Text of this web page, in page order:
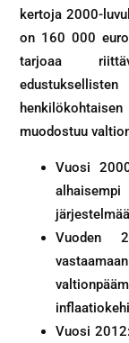
kertoja 2000-
on 160 000
tarjoaa
muodostuu
Vuosi
Vuoden
Vuosi